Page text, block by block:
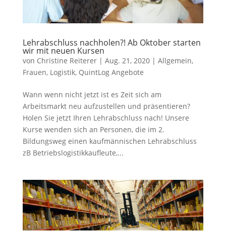
Lehrabschluss nachholen?! Ab Oktober starten
wir mit neuen Kursen
von Christine Reiterer| Aug. 21, 2020| Allgemein,
Frauen, Logistik, QuintLog Angebote
Wann wenn nicht jetzt ist es Zeit sich am
Arbeitsmarkt neu aufzustellen und präsentieren?
Holen Sie jetzt Ihren Lehrabschluss nach! Unsere
Kurse wenden sich an Personen, die im 2.
Bildungsweg einen kaufmännischen Lehrabschluss
zB Betriebslogistikkaufleute,...